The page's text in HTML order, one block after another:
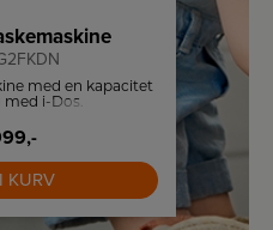
med en kapacitet
med i-Dos.
KURV